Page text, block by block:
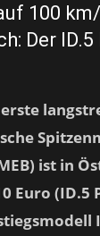
100
Der
ist in
Euro